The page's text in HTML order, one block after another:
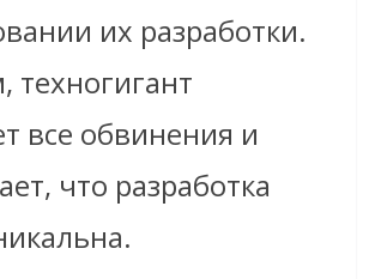
их разработки.
техногигант
все обвинения и
что разработка